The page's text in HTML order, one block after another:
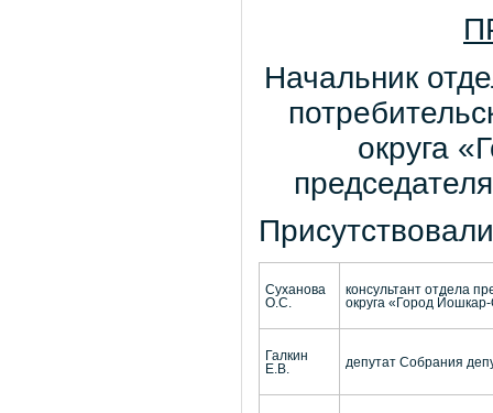
Начальник
округа
Суханова
О.С.
консультант отдела
округа «Город
Галкин
Е.В.
депутат Собрания